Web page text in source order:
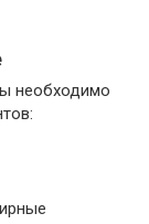
необходимо